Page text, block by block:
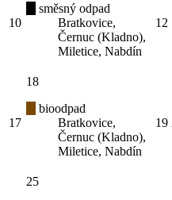
10
směsný odpad
Bratkovice,
Černuc (Kladno),
Miletice, Nabdín
12
17
18
bioodpad
Bratkovice,
Černuc (Kladno),
Miletice, Nabdín
19
25